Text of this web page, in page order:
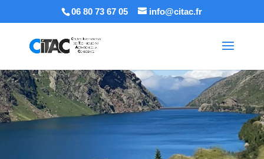
06 80 73 67 05 info@citac.fr